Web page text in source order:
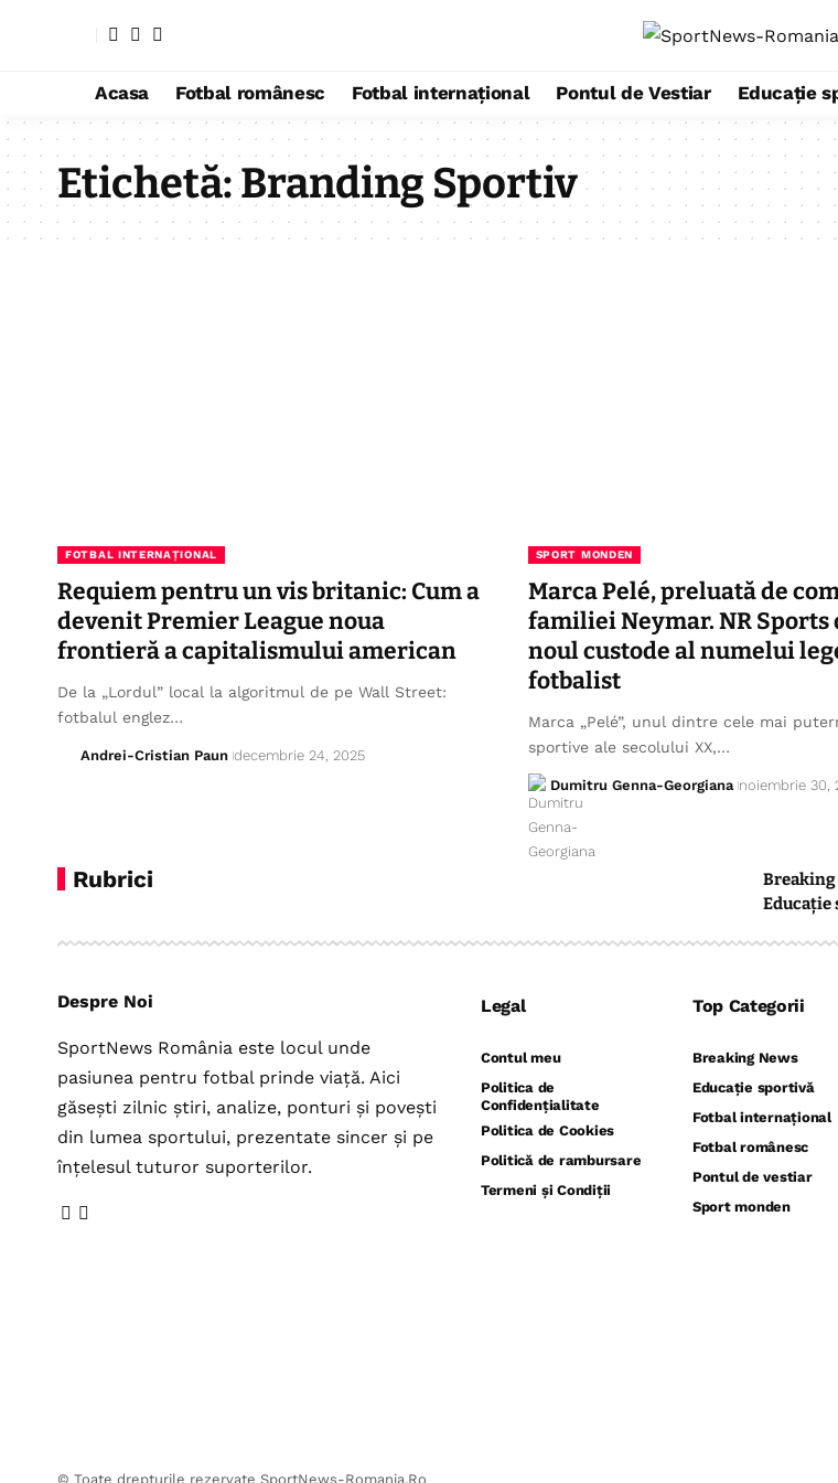
Acasa Fotbal românesc Fotbal internațional Pontul de Vestiar Educație
Etichetă:Branding Sportiv
FOTBAL INTERNAȚIONAL
Requiem pentru un vis britanic: Cum a
devenit Premier League noua
frontieră a capitalismului american
De la „Lordul” local la algoritmul de pe Wall Street:
fotbalul englez…
Andrei-Cristian Paun decembrie 24, 2025
SPORT MONDEN
Marca Pelé, preluată de
familiei Neymar. NR Sports
noul custode al numelui
fotbalist
Marca „Pelé”, unul dintre cele mai
sportive ale secolului XX,…
Dumitru Genna-Georgiana noiembrie 30,
Rubrici Breaking
Educație
Despre Noi
SportNews România este locul unde
pasiunea pentru fotbal prinde viață. Aici
găsești zilnic știri, analize, ponturi și povești
din lumea sportului, prezentate sincer și pe
înțelesul tuturor suporterilor.
Legal
Contul meu
Politica de
Confidențialitate
Politica de Cookies
Politică de rambursare
Termeni și Condiții
Top Categorii
Breaking News
Educație sportivă
Fotbal internațional
Fotbal românesc
Pontul de vestiar
Sport monden
© Toate drepturile rezervate SportNews-Romania.Ro